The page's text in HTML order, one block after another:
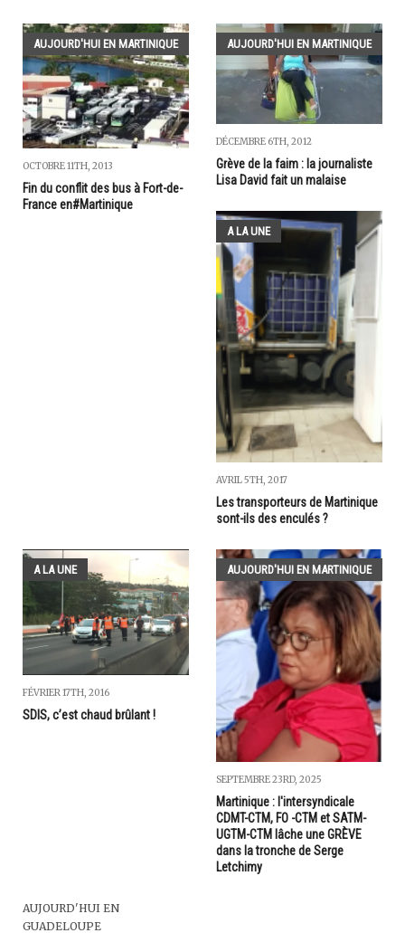
AUJOURD'HUI EN MARTINIQUE
OCTOBRE 11TH, 2013
Fin du conflit des bus à Fort-de-
France en#Martinique
AUJOURD'HUI EN MARTINIQUE
DÉCEMBRE 6TH, 2012
Grève de la faim : la journaliste
Lisa David fait un malaise
A LA UNE
AVRIL 5TH, 2017
Les transporteurs de Martinique
sont-ils des enculés ?
A LA UNE
FÉVRIER 17TH, 2016
SDIS, c’est chaud brûlant !
AUJOURD'HUI EN MARTINIQUE
SEPTEMBRE 23RD, 2025
Martinique : l'intersyndicale
CDMT-CTM, FO -CTM et SATM-
UGTM-CTM lâche une GRÈVE
dans la tronche de Serge
Letchimy
AUJOURD'HUI EN
GUADELOUPE